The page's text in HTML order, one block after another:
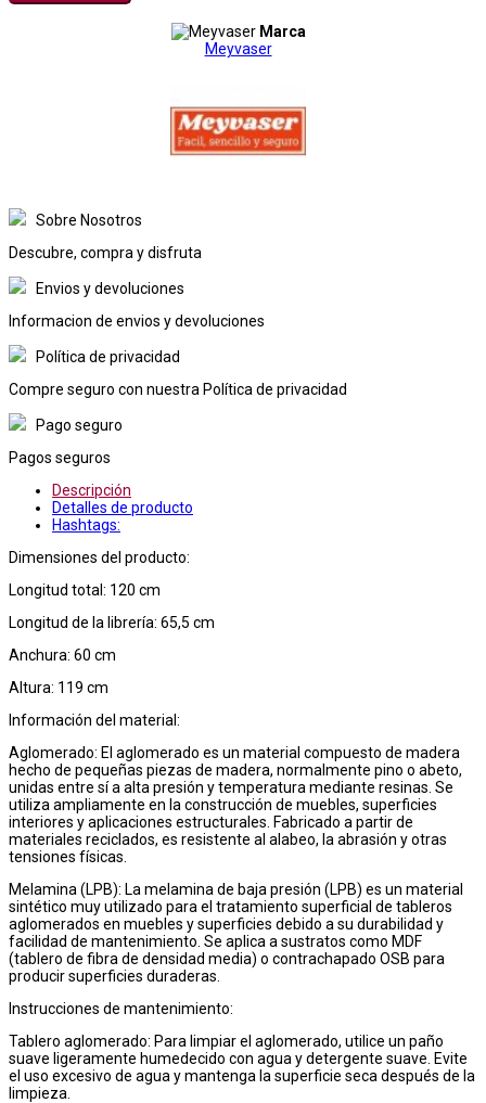
Marca
Meyvaser
Sobre Nosotros
Descubre, compra y disfruta
Envios y devoluciones
Informacion de envios y devoluciones
Política de privacidad
Compre seguro con nuestra Política de privacidad
Pago seguro
Pagos seguros
Descripción
Detalles de producto
Hashtags:
Dimensiones del producto:
Longitud total: 120 cm
Longitud de la librería: 65,5 cm
Anchura: 60 cm
Altura: 119 cm
Información del material:
Aglomerado: El aglomerado es un material compuesto de madera
hecho de pequeñas piezas de madera, normalmente pino o abeto,
unidas entre sí a alta presión y temperatura mediante resinas. Se
utiliza ampliamente en la construcción de muebles, superficies
interiores y aplicaciones estructurales. Fabricado a partir de
materiales reciclados, es resistente al alabeo, la abrasión y otras
tensiones físicas.
Melamina (LPB): La melamina de baja presión (LPB) es un material
sintético muy utilizado para el tratamiento superficial de tableros
aglomerados en muebles y superficies debido a su durabilidad y
facilidad de mantenimiento. Se aplica a sustratos como MDF
(tablero de fibra de densidad media) o contrachapado OSB para
producir superficies duraderas.
Instrucciones de mantenimiento:
Tablero aglomerado: Para limpiar el aglomerado, utilice un paño
suave ligeramente humedecido con agua y detergente suave. Evite
el uso excesivo de agua y mantenga la superficie seca después de la
limpieza.